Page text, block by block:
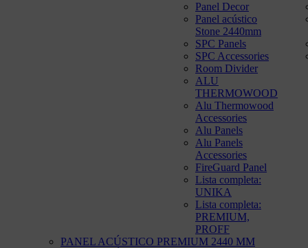
Panel Decor
Panel acústico
Stone 2440mm
SPC Panels
SPC Accessories
Room Divider
ALU
THERMOWOOD
Alu Thermowood
Accessories
Alu Panels
Alu Panels
Accessories
FireGuard Panel
Lista completa:
UNIKA
Lista completa:
PREMIUM,
PROFF
PANEL ACÚSTICO PREMIUM 2440 MM